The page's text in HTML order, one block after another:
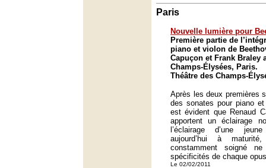
Paris
Nouvelle lumière pour
Première partie de
piano et violon de
Capuçon et Frank Braley
Champs-Élysées, Paris.
Théâtre des Champs-
Après les deux premières
des sonates pour piano
est évident que Renaud
apportent un éclairage
l’éclairage d’une
aujourd’hui à
constamment soigné
spécificités de chaque
Le 02/02/2011